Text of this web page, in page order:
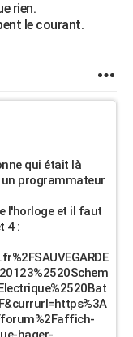
rien.
le courant.
qui était là
programmateur
l'horloge et il faut
4 :